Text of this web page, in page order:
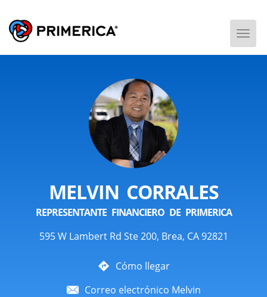
MELVIN CORRALES
REPRESENTANTE FINANCIERO DE PRIMERICA
595 W Lambert Rd Ste 200, Brea, CA 92821
Cómo llegar
Correo electrónico Melvin